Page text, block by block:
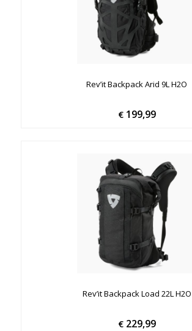
Rev’it Backpack Arid 9L H2O
€199,99
Rev’it Backpack Load 22L H2O
€229,99